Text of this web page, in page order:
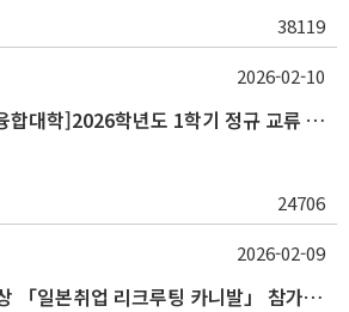
38119
[에너지신산업 혁신융합대학]2026학년도 1학기 정규 교류 수학 안내(경남정보대)
24706
2026-02-10
일본 취업 준비생 대상 「일본취업 리크루팅 카니발」 참가자 모집 안내
2026-02-09